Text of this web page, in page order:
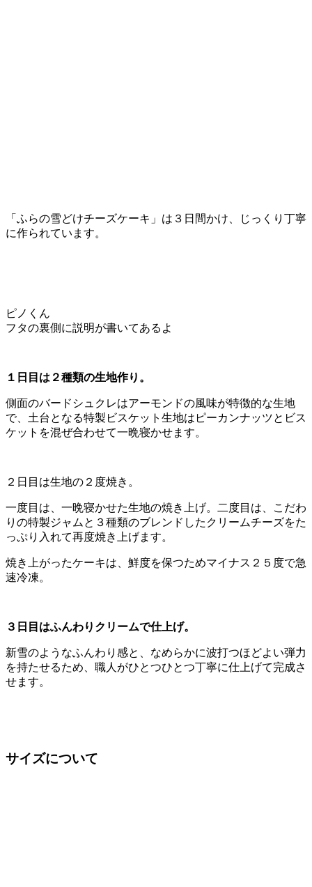
「ふらの雪どけチーズケーキ」は３日間かけ、じっくり丁寧
に作られています。
ピノくん
フタの裏側に説明が書いてあるよ
１日目は２種類の生地作り。
側面のバードシュクレはアーモンドの風味が特徴的な生地
で、土台となる特製ビスケット生地はピーカンナッツとビス
ケットを混ぜ合わせて一晩寝かせます。
２日目は生地の２度焼き。
一度目は、一晩寝かせた生地の焼き上げ。二度目は、こだわ
りの特製ジャムと３種類のブレンドしたクリームチーズをた
っぷり入れて再度焼き上げます。
焼き上がったケーキは、鮮度を保つためマイナス２５度で急
速冷凍。
３日目はふんわりクリームで仕上げ。
新雪のようなふんわり感と、なめらかに波打つほどよい弾力
を持たせるため、職人がひとつひとつ丁寧に仕上げて完成さ
せます。
サイズについて